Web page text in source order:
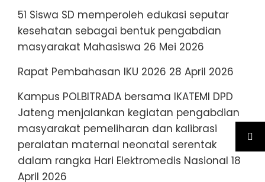
51 Siswa SD memperoleh edukasi seputar
kesehatan sebagai bentuk pengabdian
masyarakat Mahasiswa 26 Mei 2026
Rapat Pembahasan IKU 2026 28 April 2026
Kampus POLBITRADA bersama IKATEMI DPD
Jateng menjalankan kegiatan pengabdian
masyarakat pemeliharan dan kalibrasi
peralatan maternal neonatal serentak
dalam rangka Hari Elektromedis Nasional 18
April 2026